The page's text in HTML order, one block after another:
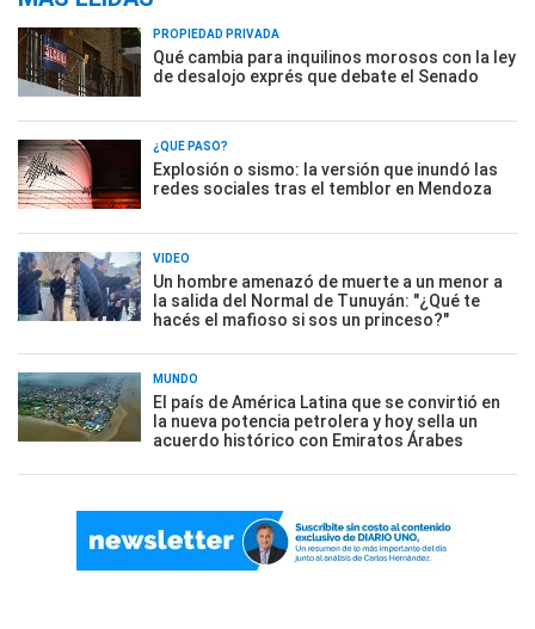
PROPIEDAD PRIVADA
Qué cambia para inquilinos morosos con la ley
de desalojo exprés que debate el Senado
¿QUÉ PASÓ?
Explosión o sismo: la versión que inundó las
redes sociales tras el temblor en Mendoza
VIDEO
Un hombre amenazó de muerte a un menor a
la salida del Normal de Tunuyán: "¿Qué te
hacés el mafioso si sos un princeso?"
MUNDO
El país de América Latina que se convirtió en
la nueva potencia petrolera y hoy sella un
acuerdo histórico con Emiratos Árabes